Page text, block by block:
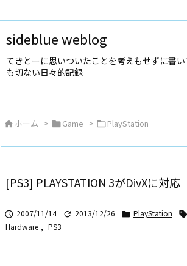
sideblue weblog
てきとーに思いついたことを考えもせずに書
も切ない日々的記録
 ホーム > Game > PlayStation
[PS3] PLAYSTATION 3がDivXに対応
 2007/11/14  2013/12/26  PlayStation 
Hardware , PS3